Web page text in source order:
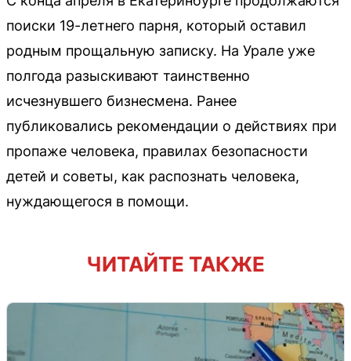
поиски 19-летнего парня, который оставил
родным прощальную записку. На Урале уже
полгода разыскивают таинственно
исчезнувшего бизнесмена. Ранее
публиковались рекомендации о действиях при
пропаже человека, правилах безопасности
детей и советы, как распознать человека,
нуждающегося в помощи.
ЧИТАЙТЕ ТАКЖЕ